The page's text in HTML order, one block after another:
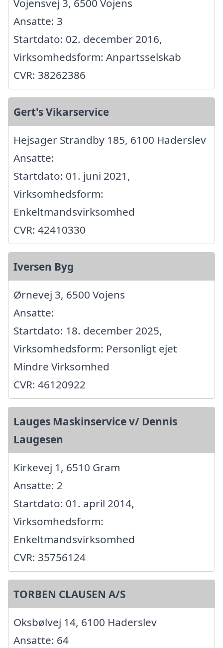
Vojensvej 3, 6500 Vojens
Ansatte: 3
Startdato: 02. december 2016,
Virksomhedsform: Anpartsselskab
CVR: 38262386
Gert's Vikarservice
Hejsager Strandby 185, 6100 Haderslev
Ansatte:
Startdato: 01. juni 2021,
Virksomhedsform:
Enkeltmandsvirksomhed
CVR: 42410330
Iversen Byg
Ørnevej 3, 6500 Vojens
Ansatte:
Startdato: 18. december 2025,
Virksomhedsform: Personligt ejet
Mindre Virksomhed
CVR: 46120922
Lauges Maskinservice v/ Dennis
Laugesen
Kirkevej 1, 6510 Gram
Ansatte: 2
Startdato: 01. april 2014,
Virksomhedsform:
Enkeltmandsvirksomhed
CVR: 35756124
TORBEN CLAUSEN A/S
Oksbølvej 14, 6100 Haderslev
Ansatte: 64